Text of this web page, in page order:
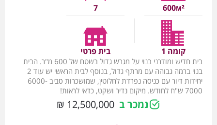
600м²
7
קומה 1 בית פרטי
בית חדיש ומודרני בנוי על מגרש גדול בשטח של 600 מ"ר. הבית
בנוי ברמה גבוהה עם מרתף גדול, בנוסף לבית הראשי יש עוד 2
יחידות דיור עם כניסה נפרדת לחלוטין, שמושכרות סביב 6000-
7000 ש"ח לחודש. מיקום נדיר ושקט, כדאי לראות!
נמכר ב 12,500,000 ₪